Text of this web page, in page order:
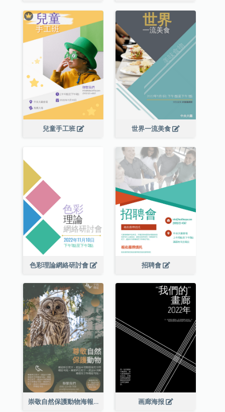
兒童手工班 世界一流美食
色彩理論網絡研討會 招聘會
崇敬自然保護動物海報 画廊海报